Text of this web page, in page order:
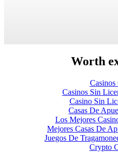
Worth
Casinos
Casinos Sin
Casino Sin
Casas De
Los Mejores
Mejores Casas De
Juegos De
Crypto